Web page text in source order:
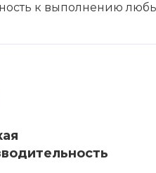
к выполнению